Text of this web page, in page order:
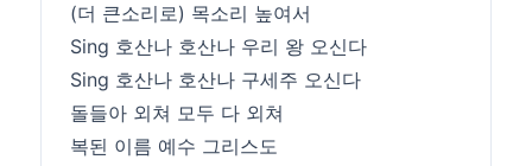
(더 큰소리로) 목소리 높여서
Sing 호산나 호산나 우리 왕 오신다
Sing 호산나 호산나 구세주 오신다
돌들아 외쳐 모두 다 외쳐
복된 이름 예수 그리스도